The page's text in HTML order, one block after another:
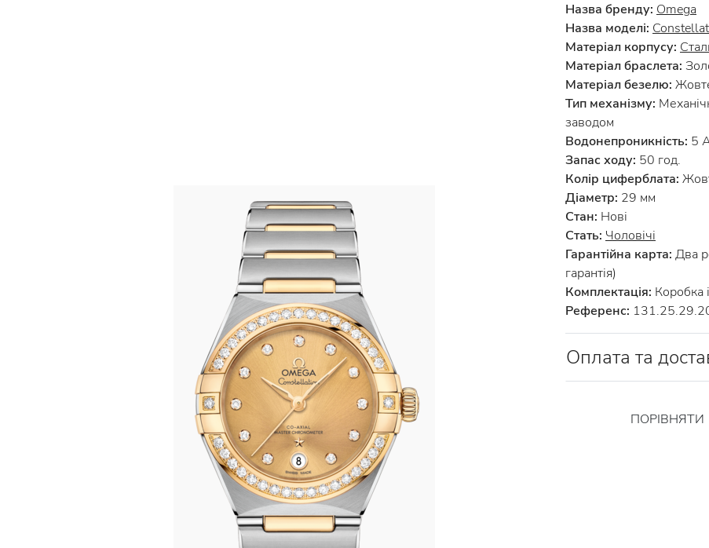
Назва бренду: Omega
Назва моделі:
Матеріал корпусу:
Матеріал браслета:
Матеріал безелю:
Тип механізму:
заводом
Водонепроникність: 5
Запас ходу: 50 год.
Колір циферблата:
Діаметр: 29 мм
Стан: Нові
Стать: Чоловічі
Гарантійна карта: Два
гарантія)
Комплектація: Коробка
Референс:
Оплата та
ПОРІВНЯТИ